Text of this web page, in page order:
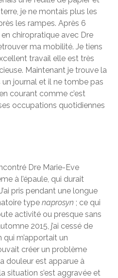
je ne montais plus les
les rampes. Après 6
chiropratique avec Dre
ma mobilité. Je tiens
travail elle est très
Maintenant je trouve la
journal et il ne tombe pas
courant comme c’est
occupations quotidiennes
Dre Marie-Eve
à l’épaule, qui durait
pris pendant une longue
typenaprosyn ; ce qui
activité ou presque sans
2015, j’ai cessé de
m’apportait un
créer un problème
douleur est apparue à
la situation s’est aggravée et